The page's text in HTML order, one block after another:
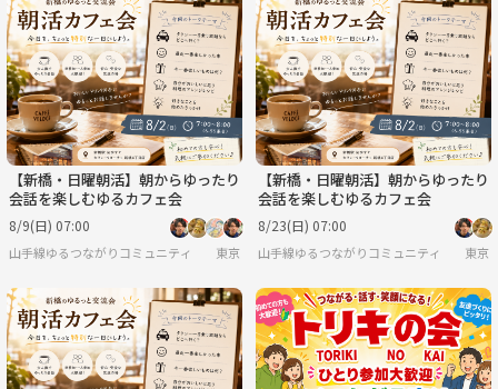
【新橋・日曜朝活】朝からゆったり
会話を楽しむゆるカフェ会
8/9(日) 07:00
山手線ゆるつながりコミュニティ 東京
【新橋・日曜朝活】朝からゆったり
会話を楽しむゆるカフェ会
8/23(日) 07:00
山手線ゆるつながりコミュニティ 東京